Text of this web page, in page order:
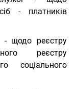
- платників
- щодо реєстру
реєстру
соціального